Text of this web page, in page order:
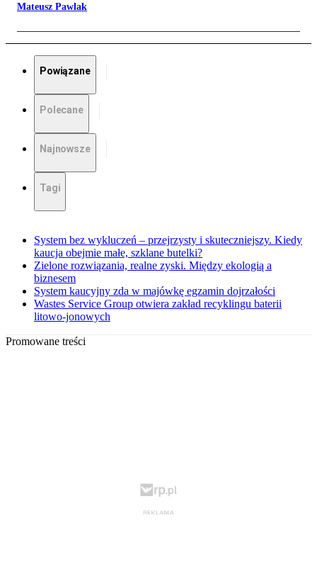
Mateusz Pawlak
Powiązane
Polecane
Najnowsze
Tagi
System bez wykluczeń – przejrzysty i skuteczniejszy. Kiedy
kaucja obejmie małe, szklane butelki?
Zielone rozwiązania, realne zyski. Między ekologią a
biznesem
System kaucyjny zda w majówkę egzamin dojrzałości
Wastes Service Group otwiera zakład recyklingu baterii
litowo-jonowych
Promowane treści